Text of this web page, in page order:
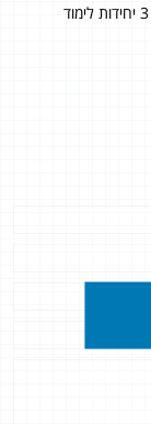
נקודות החיתוך של המעגל הקנוני עם הצירים לתלמידי 3 יחידות לימוד